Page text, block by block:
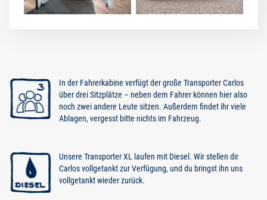
In der Fahrerkabine verfügt der große Transporter Carlos
über drei Sitzplätze – neben dem Fahrer können hier also
noch zwei andere Leute sitzen. Außerdem findet ihr viele
Ablagen, vergesst bitte nichts im Fahrzeug.
Unsere Transporter XL laufen mit Diesel. Wir stellen dir
Carlos vollgetankt zur Verfügung, und du bringst ihn uns
vollgetankt wieder zurück.